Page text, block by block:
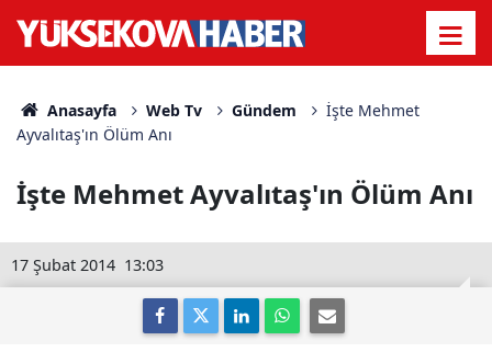
Anasayfa Web Tv Gündem
İşte Mehmet
Ayvalıtaş'ın Ölüm Anı
İşte Mehmet Ayvalıtaş'ın Ölüm Anı
13:03
17 Şubat 2014